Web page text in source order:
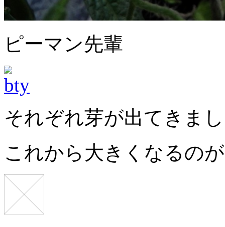
ピーマン先輩
それぞれ芽が出てきま
これから大きくなるの